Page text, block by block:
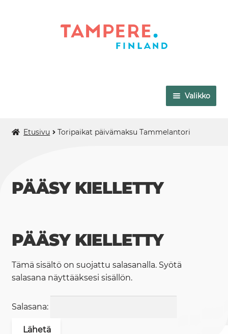
Siirry
Siirry
Valikko
MUSEO MILAVIDA
Etusivu Toripaikat päivämaksu Tammelantori
PÄÄSY KIELLETTY
PÄÄSY KIELLETTY
Tämä sisältö on suojattu salasanalla. Syötä
salasana näyttääksesi sisällön.
Salasana: